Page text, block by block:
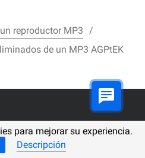
para mejorar su experiencia.
Descripción
reproductor MP3
de un MP3 AGPtEK